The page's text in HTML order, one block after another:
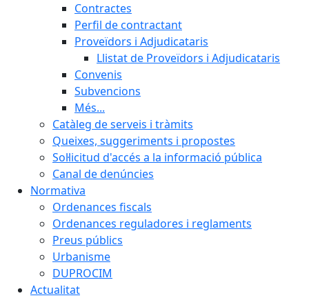
Contractes
Perfil de contractant
Proveïdors i Adjudicataris
Llistat de Proveïdors i Adjudicataris
Convenis
Subvencions
Més...
Catàleg de serveis i tràmits
Queixes, suggeriments i propostes
Sol·licitud d'accés a la informació pública
Canal de denúncies
Normativa
Ordenances fiscals
Ordenances reguladores i reglaments
Preus públics
Urbanisme
DUPROCIM
Actualitat